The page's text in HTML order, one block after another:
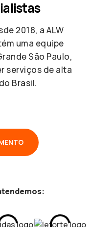
2018, a ALW
uma equipe
São Paulo,
serviços de alta
Brasil.